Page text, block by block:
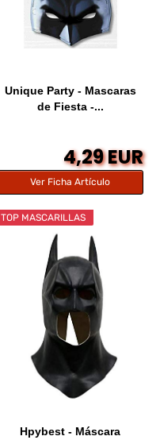
Unique Party - Mascaras
de Fiesta -...
4,29 EUR
Ver Ficha Artículo
TOP MASCARILLAS
Hpybest - Máscara